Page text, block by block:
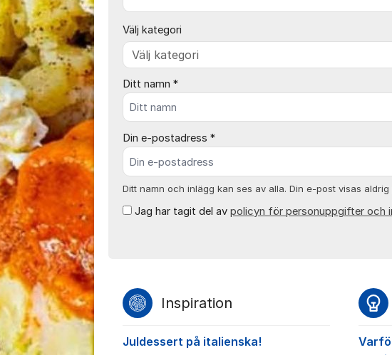
Välj kategori
Ditt namn *
Din e-postadress *
Ditt namn och inlägg kan ses av alla. Din e-post visas aldrig
Jag har tagit del av policyn för personuppgifter och
Inspiration
Juldessert på italienska!